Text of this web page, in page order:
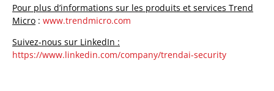
Pour plus d’informations sur les produits et services Trend
Micro : www.trendmicro.com
Suivez-nous sur LinkedIn :
https://www.linkedin.com/company/trendai-security